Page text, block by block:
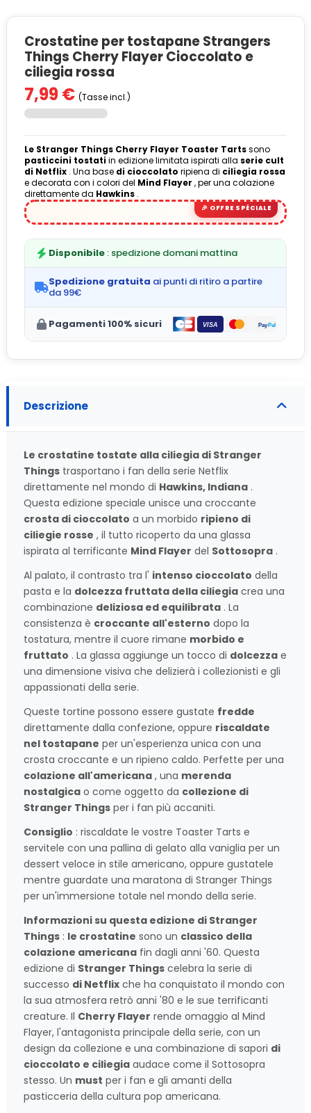
Crostatine per tostapane Strangers
Things Cherry Flayer Cioccolato e
ciliegia rossa
7,99 € (Tasse incl.)
Le Stranger Things Cherry Flayer Toaster Tartssono
pasticcini tostatiin edizione limitata ispirati alla serie cult
di Netflix . Una base di cioccolato ripiena di ciliegia rossa
e decorata con i colori del Mind Flayer , per una colazione
direttamente da Hawkins .
Disponibile : spedizione domani mattina
Spedizione gratuita ai punti di ritiro a partire
da 99€
Pagamenti 100% sicuri
Descrizione
Le crostatine tostate alla ciliegia di Stranger
Things trasportano i fan della serie Netflix
direttamente nel mondo di Hawkins, Indiana .
Questa edizione speciale unisce una croccante
crosta di cioccolato a un morbido ripieno di
ciliegie rosse , il tutto ricoperto da una glassa
ispirata al terrificante Mind Flayer del Sottosopra .
Al palato, il contrasto tra l' intenso cioccolato della
pasta e la dolcezza fruttata della ciliegia crea una
combinazione deliziosa ed equilibrata . La
consistenza è croccante all'esterno dopo la
tostatura, mentre il cuore rimane morbido e
fruttato . La glassa aggiunge un tocco di dolcezza e
una dimensione visiva che delizierà i collezionisti e gli
appassionati della serie.
Queste tortine possono essere gustate fredde
direttamente dalla confezione, oppure riscaldate
nel tostapane per un'esperienza unica con una
crosta croccante e un ripieno caldo. Perfette per una
colazione all'americana , una merenda
nostalgica o come oggetto da collezione di
Stranger Things per i fan più accaniti.
Consiglio : riscaldate le vostre Toaster Tarts e
servitele con una pallina di gelato alla vaniglia per un
dessert veloce in stile americano, oppure gustatele
mentre guardate una maratona di Stranger Things
per un'immersione totale nel mondo della serie.
Informazioni su questa edizione di Stranger
Things : le crostatine sono un classico della
colazione americana fin dagli anni '60. Questa
edizione di Stranger Things celebra la serie di
successo di Netflix che ha conquistato il mondo con
la sua atmosfera retrò anni '80 e le sue terrificanti
creature. Il Cherry Flayer rende omaggio al Mind
Flayer, l'antagonista principale della serie, con un
design da collezione e una combinazione di sapori di
cioccolato e ciliegia audace come il Sottosopra
stesso. Un must per i fan e gli amanti della
pasticceria della cultura pop americana.